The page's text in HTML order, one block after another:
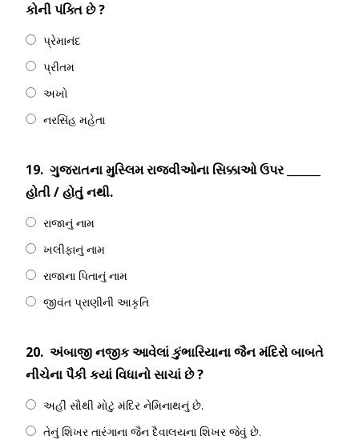
કોની પંક્તિ છે ?
પ્રેમાનંદ
પ્રીતમ
અખો
નરસિંહ મહેતા
19. ગુજરાતના મુસ્લિમ રાજવીઓના સિક્કાઓ ઉપર ______
હોતી / હોતું નથી.
રાજાનું નામ
ખલીફાનું નામ
રાજાના પિતાનું નામ
જીવંત પ્રાણીની આકૃતિ
20. અંબાજી નજીક આવેલાં કુંભારિયાના જૈન મંદિરો બાબતે
નીચેના પૈકી કયાં વિધાનો સાચાં છે ?
અહીં સૌથી મોટું મંદિર નેમિનાથનું છે.
તેનું શિખર તારંગાના જૈન દૈવાલયના શિખર જેવું છે.